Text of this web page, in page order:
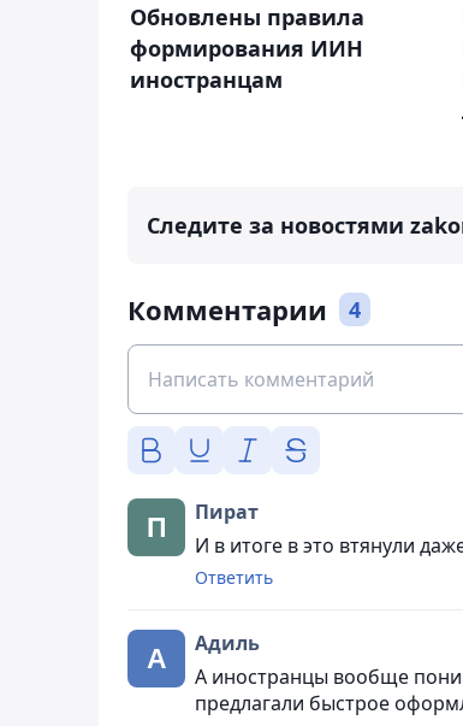
Обновлены правила
формирования ИИН
иностранцам
Следите за новостями
Комментарии 4
Пират
И в итоге в это втянули
Ответить
Адиль
А иностранцы вообще
предлагали быстрое